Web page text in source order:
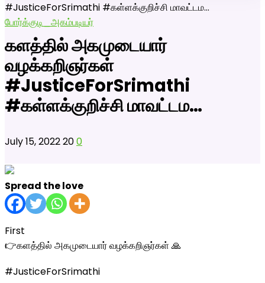
#JusticeForSrimathi #கள்ளக்குறிச்சி மாவட்டம…
போர்க்குடி_அகம்படியர்
களத்தில் அகமுடையார்
வழக்கறிஞர்கள்
#JusticeForSrimathi
#கள்ளக்குறிச்சி மாவட்டம…
July 15, 2022200
Spread the love
First
👉களத்தில் அகமுடையார் வழக்கறிஞர்கள் 🙏
#JusticeForSrimathi